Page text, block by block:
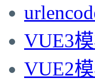
VUE3
VUE2